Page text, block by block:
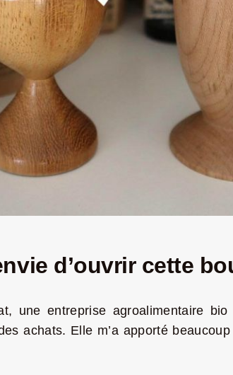
d’ouvrir cette
une entreprise agroalimentaire
achats. Elle m’a apporté